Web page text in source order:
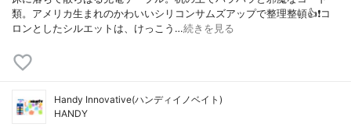
類。アメリカ生まれのかわいいシリコンサムズアップで整理整頓👍❗️コ
ロンとしたシルエットは、けっこう…続きを見る
Handy Innovative(ハンディイノベイト)
HANDY